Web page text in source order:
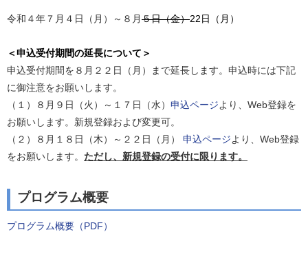
令和４年７月４日（月）～８月５日（金）22日（月）
＜申込受付期間の延長について＞
申込受付期間を８月２２日（月）まで延長します。申込時には下記
に御注意をお願いします。
（１）８月９日（火）～１７日（水） 申込ページより、Web登録を
お願いします。新規登録および変更可。
（２）８月１８日（木）～２２日（月） 申込ページより、Web登録
をお願いします。 ただし、新規登録の受付に限ります。
プログラム概要
プログラム概要（PDF）